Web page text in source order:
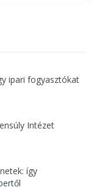
ipari fogyasztókat
Intézet
így